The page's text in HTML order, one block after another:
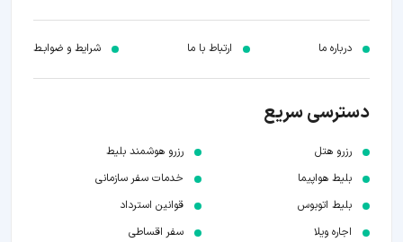
درباره ما ارتباط با ما شرایط و ضوابـط
دسترسی سریع
رزرو هتل
بلیط هواپیما
بلیط اتوبوس
اجاره ویلا
رزرو هوشمند بلیط
خدمات سفر سازمانی
قوانین استرداد
سفر اقساطی